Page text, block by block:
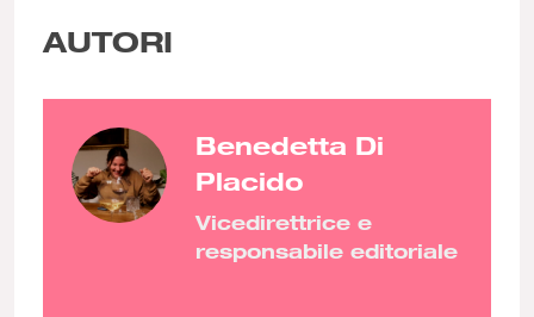
AUTORI
Benedetta Di
Placido
Vicedirettrice e
responsabile editoriale